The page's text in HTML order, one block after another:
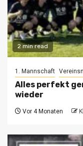
2 min read
1. Mannschaft
Alles perfekt
wieder
Vor 4 Monaten